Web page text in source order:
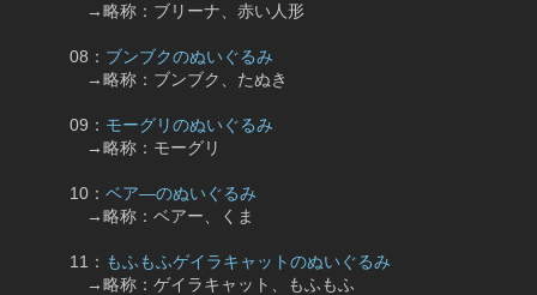
→略称：ブリーナ、赤い人形
08： ブンブクのぬいぐるみ
→略称：ブンブク、たぬき
09： モーグリのぬいぐるみ
→略称：モーグリ
10： ベア―のぬいぐるみ
→略称：ベアー、くま
11： もふもふゲイラキャットのぬいぐるみ
→略称：ゲイラキャット、もふもふ